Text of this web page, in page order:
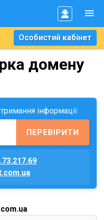
Особистий кабінет
домену
інформації:
ПЕРЕВІРИТИ